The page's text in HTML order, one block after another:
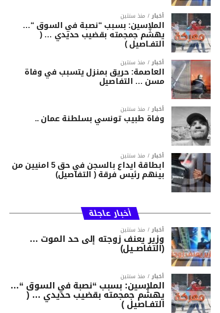
أخبار منذ سنتين
الملاسين: بسبب “نصبة في السوق “…
يهشّم جمجمته بقضيب حديدي … (
التفـاصيل )
أخبار منذ سنتين
العاصمة: حريق بمنزل يتسبب في وفاة
مسن … التفاصيل
أخبار منذ سنتين
وفاة طبيب تونسي بسلطنة عمان ..
أخبار منذ سنتين
ابطاقة ايداع بالسجن في حق 5 امنيين من
بينهم رئيس فرقة ( التفاصيل)
أخبار عاجلة
أخبار منذ سنتين
وزير يعنف زوجته إلى حد الموت …
(التفاصــيل)
أخبار منذ سنتين
الملاسين: بسبب “نصبة في السوق “…
يهشّم جمجمته بقضيب حديدي … (
التفـاصيل )